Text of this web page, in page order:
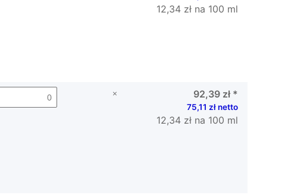
12,34 zł na 100 ml
× 92,39 zł *
75,11 zł netto
12,34 zł na 100 ml